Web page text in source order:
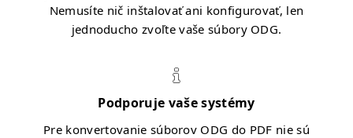
Nemusíte nič inštalovať ani konfigurovať, len
jednoducho zvoľte vaše súbory ODG.
Podporuje vaše systémy
Pre konvertovanie súborov ODG do PDF nie sú